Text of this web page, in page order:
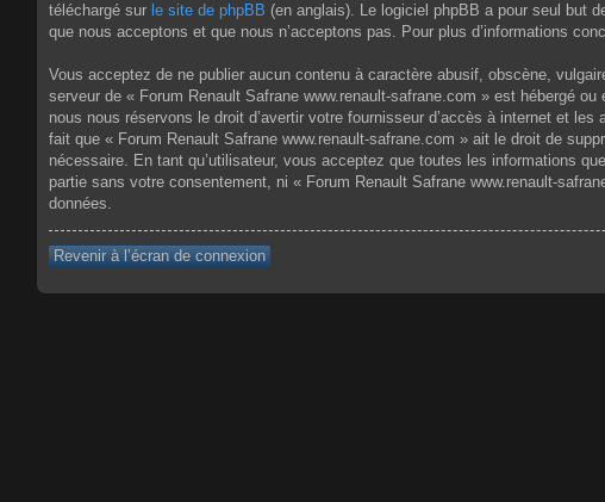
téléchargé sur le site de phpBB (en anglais). Le logiciel phpBB a pour seul but
que nous acceptons et que nous n’acceptons pas. Pour plus d’informations
Vous acceptez de ne publier aucun contenu à caractère abusif, obscène,
serveur de « Forum Renault Safrane www.renault-safrane.com » est hébergé
nous nous réservons le droit d’avertir votre fournisseur d’accès à internet et
fait que « Forum Renault Safrane www.renault-safrane.com » ait le droit de
nécessaire. En tant qu’utilisateur, vous acceptez que toutes les informations
partie sans votre consentement, ni « Forum Renault Safrane www.renault-
données.
Revenir à l’écran de connexion